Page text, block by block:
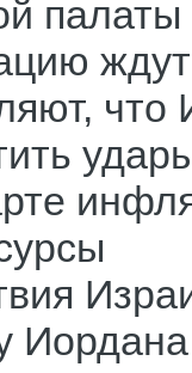
палаты
Иордана